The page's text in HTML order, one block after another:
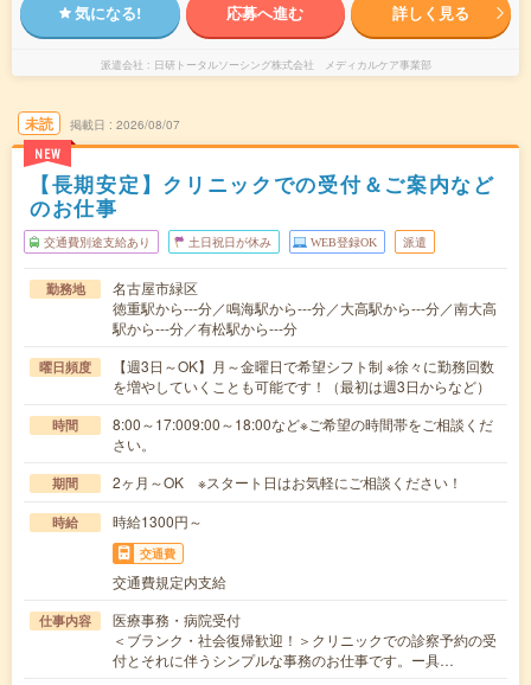
気になる! 応募へ進む 詳しく見る
派遣会社 日研トータルソーシング株式会社 メディカルケア事業部
未読
NEW
掲載日 2026/08/07
【長期安定】クリニックでの受付＆ご案内など
のお仕事
交通費別途支給あり 土日祝日が休み WEB登録OK 派遣
勤務地
名古屋市緑区
徳重駅から---分／鳴海駅から---分／大高駅から---分／南大高
駅から---分／有松駅から---分
曜日頻度
【週3日～OK】月～金曜日で希望シフト制 ※徐々に勤務回数
を増やしていくことも可能です！（最初は週3日からなど）
時間
8:00～17:009:00～18:00など※ご希望の時間帯をご相談くだ
さい。
期間 2ヶ月～OK ※スタート日はお気軽にご相談ください！
時給 時給1300円～
交通費
交通費規定内支給
仕事内容
医療事務・病院受付
＜ブランク・社会復帰歓迎！＞クリニックでの診察予約の受
付とそれに伴うシンプルな事務のお仕事です。ー具…